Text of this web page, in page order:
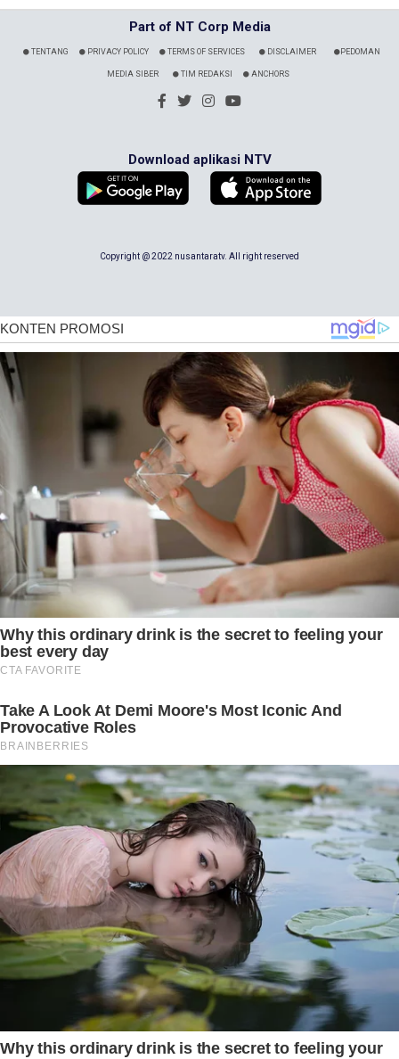
Part of NT Corp Media
TENTANG PRIVACY POLICY TERMS OF SERVICES DISCLAIMER PEDOMAN
MEDIA SIBER TIM REDAKSI ANCHORS
Download aplikasi NTV
Copyright @ 2022 nusantaratv. All right reserved